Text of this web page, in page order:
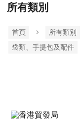
所有類別
首頁 所有類別
袋類、手提包及配件